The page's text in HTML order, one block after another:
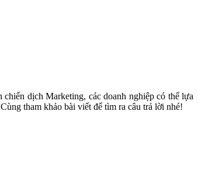
dịch Marketing, các doanh nghiệp có thể lựa
tham khảo bài viết để tìm ra câu trả lời nhé!